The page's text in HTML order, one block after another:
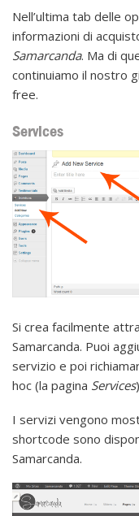
Nell’ultima tab delle
informazioni di
Samarcanda. Ma di
continuiamo il nostro
free.
Services
Si crea facilmente
Samarcanda. Puoi
servizio e poi
hoc (la pagina Services
I servizi vengono
shortcode sono
Samarcanda.